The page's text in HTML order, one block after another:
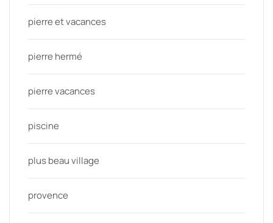
pierre et vacances
pierre hermé
pierre vacances
piscine
plus beau village
provence